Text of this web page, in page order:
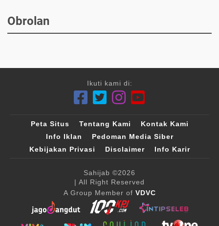
Obrolan
Ikuti kami di:
Peta Situs Tentang Kami
Kontak Kami
Info Iklan
Pedoman Media Siber
Kebijakan Privasi
Disclaimer Info Karir
Sahijab ©2026
| All Right Reserved
A Group Member of VDVC